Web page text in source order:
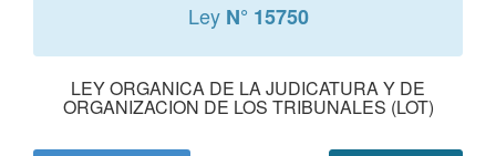
Ley N° 15750
LEY ORGANICA DE LA JUDICATURA Y DE
ORGANIZACION DE LOS TRIBUNALES (LOT)